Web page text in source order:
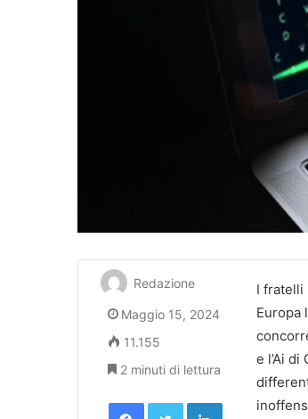
I fratelli
Europa
e l’Ai
Redazione
Maggio 15, 2024
11.155
2 minuti di lettura
Facebook Twitter LinkedIn